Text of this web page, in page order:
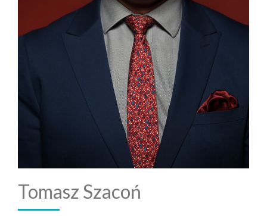
Tomasz Szacoń